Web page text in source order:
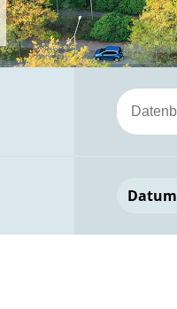
Datum